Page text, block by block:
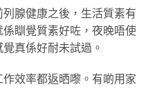
腺健康之後，生活質素有
瞓覺質素好咗，夜晚唔使
真係好耐未試過。
效率都返晒嚟。有啲用家